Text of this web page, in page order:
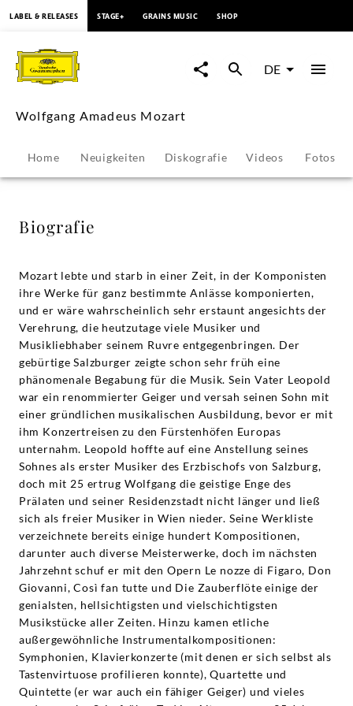
Wolfgang
Amadeus
Mozart
Biografie
Grammophon
LABEL & RELEASES STAGE+ GRAINS MUSIC SHOP
DE
Wolfgang Amadeus Mozart
Home Neuigkeiten Diskografie Videos Fotos
Biografie
Mozart lebte und starb in einer Zeit, in der Komponisten
ihre Werke für ganz bestimmte Anlässe komponierten,
und er wäre wahrscheinlich sehr erstaunt angesichts der
Verehrung, die heutzutage viele Musiker und
Musikliebhaber seinem Ruvre entgegenbringen. Der
gebürtige Salzburger zeigte schon sehr früh eine
phänomenale Begabung für die Musik. Sein Vater Leopold
war ein renommierter Geiger und versah seinen Sohn mit
einer gründlichen musikalischen Ausbildung, bevor er mit
ihm Konzertreisen zu den Fürstenhöfen Europas
unternahm. Leopold hoffte auf eine Anstellung seines
Sohnes als erster Musiker des Erzbischofs von Salzburg,
doch mit 25 ertrug Wolfgang die geistige Enge des
Prälaten und seiner Residenzstadt nicht länger und ließ
sich als freier Musiker in Wien nieder. Seine Werkliste
verzeichnete bereits einige hundert Kompositionen,
darunter auch diverse Meisterwerke, doch im nächsten
Jahrzehnt schuf er mit den Opern Le nozze di Figaro, Don
Giovanni, Così fan tutte und Die Zauberflöte einige der
genialsten, hellsichtigsten und vielschichtigsten
Musikstücke aller Zeiten. Hinzu kamen etliche
außergewöhnliche Instrumentalkompositionen:
Symphonien, Klavierkonzerte (mit denen er sich selbst als
Tastenvirtuose profilieren konnte), Quartette und
Quintette (er war auch ein fähiger Geiger) und vieles